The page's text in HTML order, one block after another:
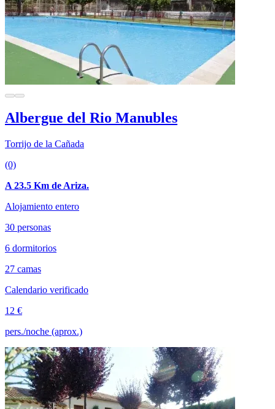
Albergue del Rio Manubles
Torrijo de la Cañada
(0)
A 23.5 Km de Ariza.
Alojamiento entero
30 personas
6 dormitorios
27 camas
Calendario verificado
12 €
pers./noche (aprox.)